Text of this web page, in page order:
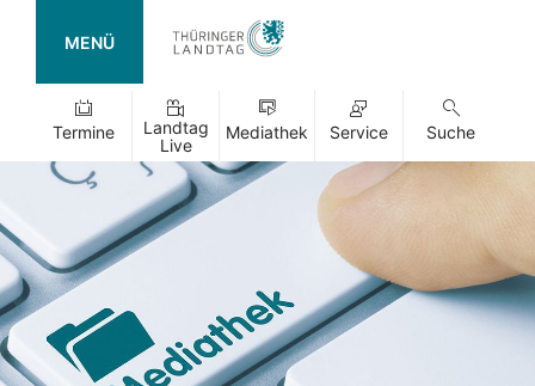
MENÜ
Termine
Landtag
Live
Mediathek Service Suche